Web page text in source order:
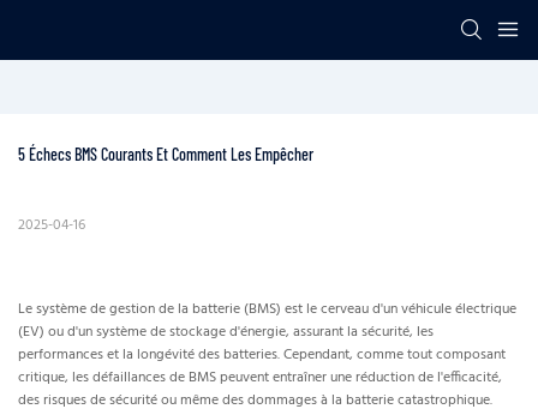
5 Échecs BMS Courants Et Comment Les Empêcher
2025-04-16
Le système de gestion de la batterie (BMS) est le cerveau d'un véhicule électrique
(EV) ou d'un système de stockage d'énergie, assurant la sécurité, les
performances et la longévité des batteries. Cependant, comme tout composant
critique, les défaillances de BMS peuvent entraîner une réduction de l'efficacité,
des risques de sécurité ou même des dommages à la batterie catastrophique.